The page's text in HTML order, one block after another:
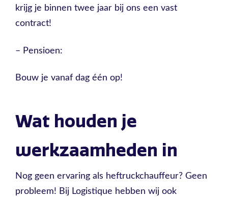
krijg je binnen twee jaar bij ons een vast
contract!
– Pensioen:
Bouw je vanaf dag één op!
Wat houden je
werkzaamheden in
Nog geen ervaring als heftruckchauffeur? Geen
probleem! Bij Logistique hebben wij ook